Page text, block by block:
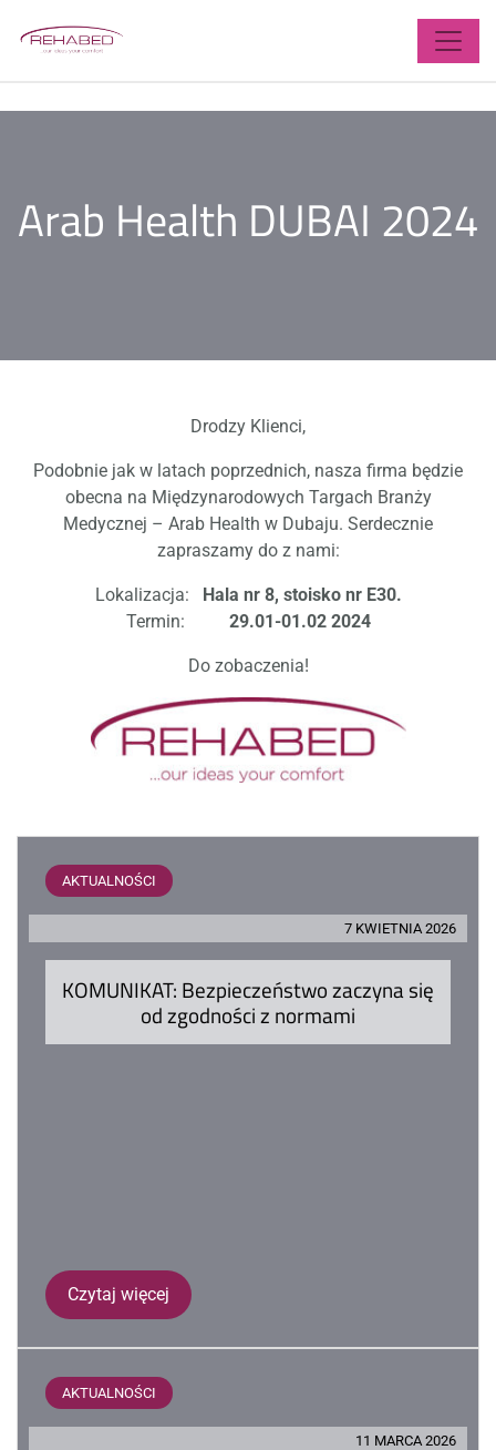
Arab Health DUBAI 2024
Drodzy Klienci,
Podobnie jak w latach poprzednich, nasza firma będzie
obecna na Międzynarodowych Targach Branży
Medycznej – Arab Health w Dubaju. Serdecznie
zapraszamy do z nami:
Lokalizacja: Hala nr 8, stoisko nr E30.
Termin:
29.01-01.02 2024
Do zobaczenia!
AKTUALNOŚCI
7 KWIETNIA 2026
KOMUNIKAT: Bezpieczeństwo zaczyna się
od zgodności z normami
Czytaj więcej
AKTUALNOŚCI
11 MARCA 2026